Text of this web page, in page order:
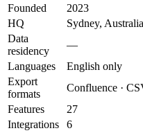
Founded
2023
HQ
Sydney, Australia
Data
residency
—
Languages
English only
Export
formats
Confluence ·
Features
27
Integrations
6